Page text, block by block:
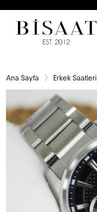
Ana Sayfa Erkek Saatleri